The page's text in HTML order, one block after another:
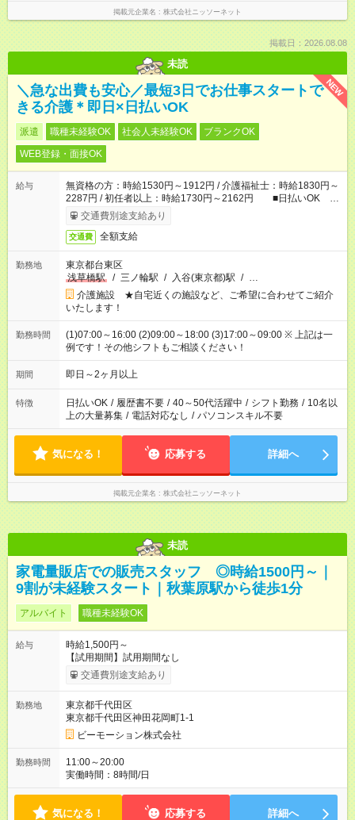
掲載元企業名 株式会社ニッソーネット
掲載日：2026.08.08
未読
NEW
＼急な出費も安心／最短3日でお仕事スタートで
きる介護＊即日×日払いOK
派遣 職種未経験OK 社会人未経験OK
ブランクOK
WEB登録・面接OK
給与
無資格の方：時給1530円～1912円 / 介護福祉士：時給1830円～
2287円 / 初任者以上：時給1730円～2162円 ■日払いOK ■
日収例：1万2240円（時給1530円×8h）
交通費別途支給あり
交通費 全額支給
勤務地
東京都台東区
浅草橋駅
/ 三ノ輪駅 / 入谷(東京都)駅 / …
介護施設 ★自宅近くの施設など、ご希望に合わせてご紹介
いたします！
勤務時間
(1)07:00～16:00 (2)09:00～18:00 (3)17:00～09:00 ※ 上記は一
例です！その他シフトもご相談ください！
期間 即日～2ヶ月以上
特徴 日払いOK / 履歴書不要 / 40～50代活躍中 / シフト勤務 / 10名以
上の大量募集 / 電話対応なし / パソコンスキル不要
気になる！ 応募する 詳細へ
掲載元企業名 株式会社ニッソーネット
未読
家電量販店での販売スタッフ ◎時給1500円～｜
9割が未経験スタート｜秋葉原駅から徒歩1分
アルバイト 職種未経験OK
給与
時給1,500円～
【試用期間】試用期間なし
交通費別途支給あり
勤務地
東京都千代田区
東京都千代田区神田花岡町1-1
ビーモーション株式会社
勤務時間
11:00～20:00
実働時間：8時間/日
気になる！ 応募する 詳細へ